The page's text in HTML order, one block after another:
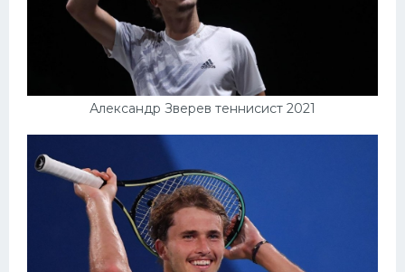
Александр Зверев теннисист 2021